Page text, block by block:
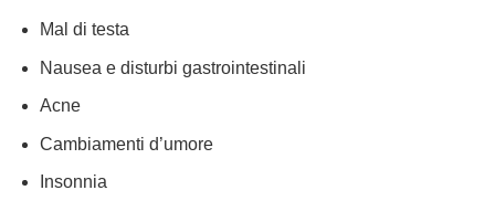
Mal di testa
Nausea e disturbi gastrointestinali
Acne
Cambiamenti d’umore
Insonnia